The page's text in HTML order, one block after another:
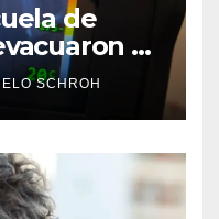
de
a
a
SCHROH